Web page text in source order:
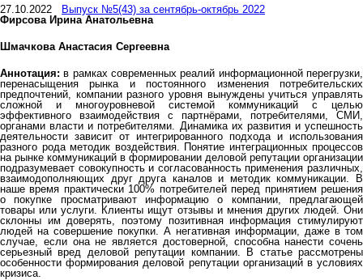
27.10.2022
Выпуск №5(43) за сентябрь-октябрь 2022
Фирсова Ирина Анатольевна
Шмачкова Анастасия Сергеевна
Аннотация: в рамках современных реалий информационной перегрузки,
перенасыщения рынка и постоянного изменения потребительских
предпочтений, компании разного уровня вынуждены учиться управлять
сложной и многоуровневой системой коммуникаций с целью
эффективного взаимодействия с партнёрами, потребителями, СМИ,
органами власти и потребителями. Динамика их развития и успешность
деятельности зависит от интегрированного подхода и использования
разного рода методик воздействия. Понятие интеграционных процессов
на рынке коммуникаций в формировании деловой репутации организации
подразумевает совокупность и согласованность применения различных,
взаимодополняющих друг друга каналов и методик коммуникации. В
наше время практически 100% потребителей перед принятием решения
о покупке просматривают информацию о компании, предлагающей
товары или услуги. Клиенты ищут отзывы и мнения других людей. Они
склонны им доверять, поэтому позитивная информация стимулируют
людей на совершение покупки. А негативная информации, даже в том
случае, если она не является достоверной, способна нанести сочень
серьезный вред деловой репутации компании. В статье рассмотрены
особенности формирования деловой репутации организаций в условиях
кризиса.